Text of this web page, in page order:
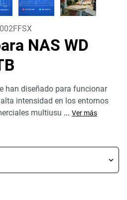
NAS WD
han diseñado para funcionar
intensidad en los entornos
multiusu ... Ver más